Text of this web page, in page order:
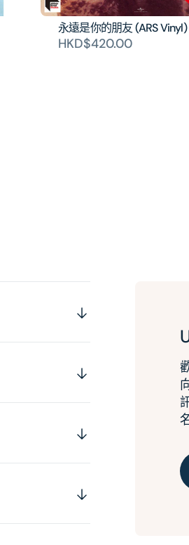
永遠是你的朋友 (ARS Vinyl)
HKD$420.00